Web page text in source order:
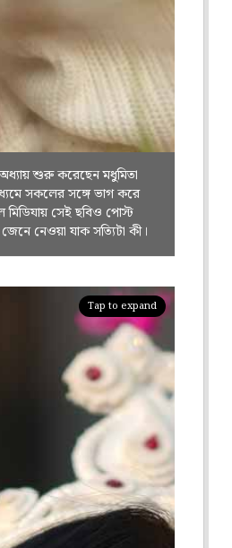
শুরু করেছেন মধুমিতা
সকলের সঙ্গে ভাগ করে
মিডিযায় সেই ছবিও পোস্ট
নেওয়া যাক সত্যিটা কী।
Tap to expand